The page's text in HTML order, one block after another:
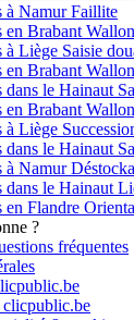
à Namur Faillite
en Brabant
à Liège Saisie
en Brabant
dans le Hainaut
en Brabant
à Liège
dans le Hainaut
à Namur
dans le Hainaut
en Flandre
?
fréquentes
clicpublic.be